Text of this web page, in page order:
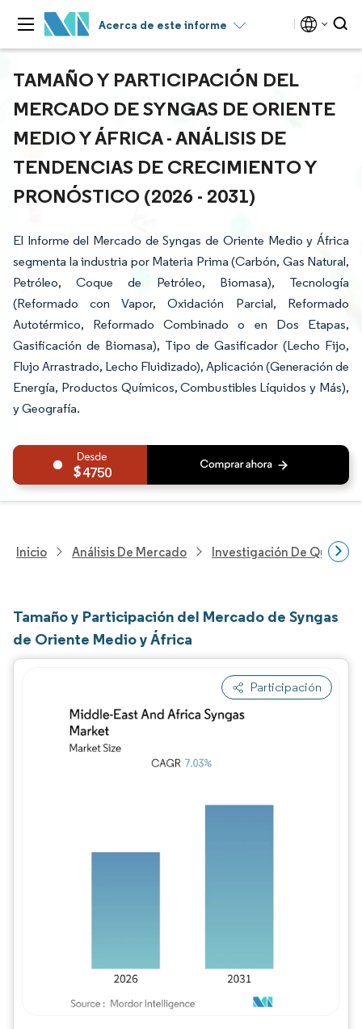
Acerca de este informe
TAMAÑO Y PARTICIPACIÓN DEL
MERCADO DE SYNGAS DE ORIENTE
MEDIO Y ÁFRICA - ANÁLISIS DE
TENDENCIAS DE CRECIMIENTO Y
PRONÓSTICO (2026 - 2031)
El Informe del Mercado de Syngas de Oriente Medio y África
segmenta la industria por Materia Prima (Carbón, Gas Natural,
Petróleo, Coque de Petróleo, Biomasa), Tecnología
(Reformado con Vapor, Oxidación Parcial, Reformado
Autotérmico, Reformado Combinado o en Dos Etapas,
Gasificación de Biomasa), Tipo de Gasificador (Lecho Fijo,
Flujo Arrastrado, Lecho Fluidizado), Aplicación (Generación de
Energía, Productos Químicos, Combustibles Líquidos y Más),
y Geografía.
4750
Inicio Análisis De Mercado Investigación De
Tamaño y Participación del Mercado de Syngas
de Oriente Medio y África
Participación